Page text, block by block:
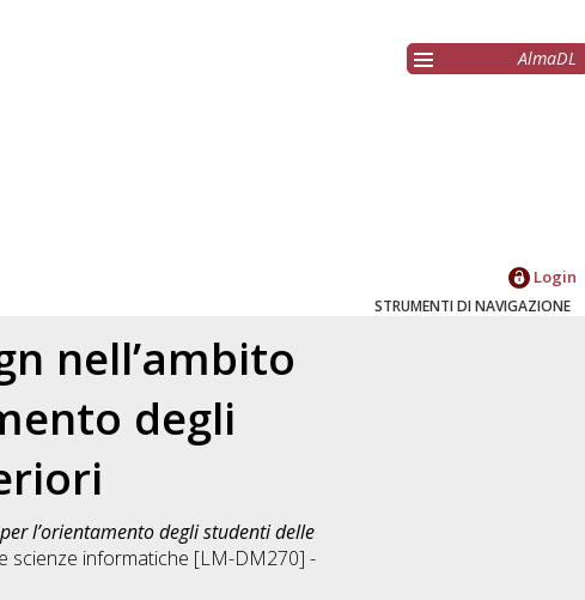
AlmaDL
Login
STRUMENTI DI NAVIGAZIONE
nell’ambito
degli
l’orientamento degli studenti delle
scienze informatiche [LM-DM270] -